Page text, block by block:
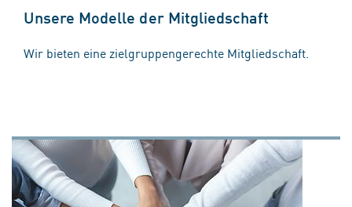
Unsere Modelle der Mitgliedschaft
Wir bieten eine zielgruppengerechte Mitgliedschaft.